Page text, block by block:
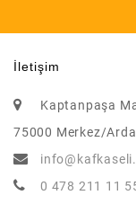
İletişim
Kaptanpaşa
75000 Merkez/
0 478 211 11